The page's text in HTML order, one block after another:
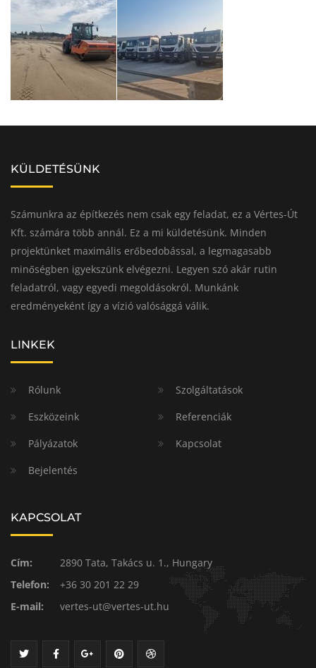
KÜLDETÉSÜNK
Számunkra az építkezés nem csak egy feladat, ez a Vértes-Út
Kft. számára több annál. Ez a mi küldetésünk. Minden
projektünket maximális erőbedobással, a legmagasabb
minőségben igyekszünk elvégezni. Legyen szó akár rutin
feladatról, vagy egyedi megoldásokról. Munkánk
eredményeként így a vízió valósággá válik.
LINKEK
Rólunk
Szolgáltatások
Eszközeink
Referenciák
Pályázatok
Kapcsolat
Bejelentés
KAPCSOLAT
Cím:
2890 Tata, Takács u. 1., Hungary
Telefon:
+36 30 201 22 29
E-mail:
vertes-ut@vertes-ut.hu